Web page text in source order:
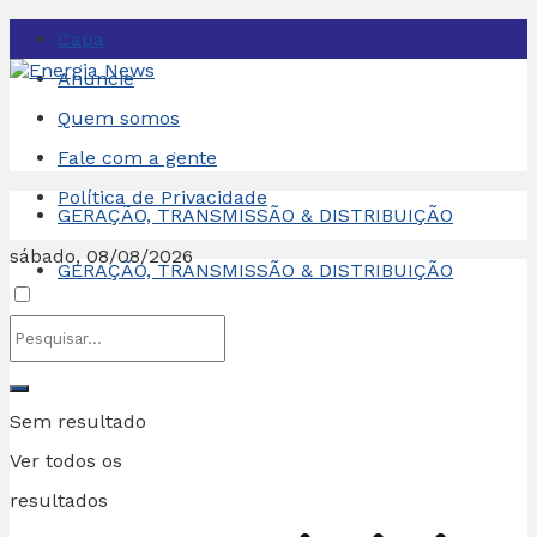
Capa
Anuncie
Quem somos
Fale com a gente
Política de Privacidade
sábado, 08/08/2026
Sem resultado
Ver todos os
resultados
GERAÇÃO, TRANSMISSÃO & DISTRIBUIÇÃO
GERAÇÃO, TRANSMISSÃO & DISTRIBUIÇÃO